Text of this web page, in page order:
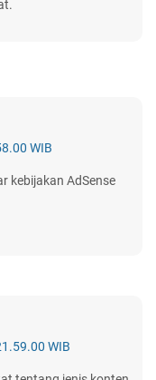
WIB
kebijakan AdSense
WIB